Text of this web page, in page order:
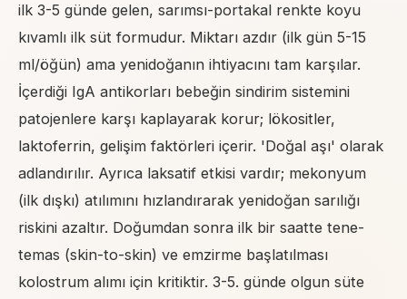
ilk 3-5 günde gelen, sarımsı-portakal renkte koyu
kıvamlı ilk süt formudur. Miktarı azdır (ilk gün 5-15
ml/öğün) ama yenidoğanın ihtiyacını tam karşılar.
İçerdiği IgA antikorları bebeğin sindirim sistemini
patojenlere karşı kaplayarak korur; lökositler,
laktoferrin, gelişim faktörleri içerir. 'Doğal aşı' olarak
adlandırılır. Ayrıca laksatif etkisi vardır; mekonyum
(ilk dışkı) atılımını hızlandırarak yenidoğan sarılığı
riskini azaltır. Doğumdan sonra ilk bir saatte tene-
temas (skin-to-skin) ve emzirme başlatılması
kolostrum alımı için kritiktir. 3-5. günde olgun süte